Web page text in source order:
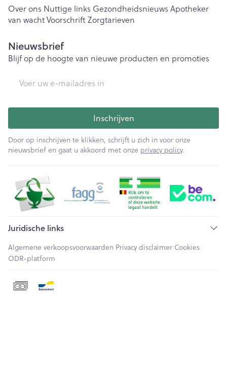
Over ons Nuttige links Gezondheidsnieuws Apotheker
van wachtVoorschriftZorgtarieven
Nieuwsbrief
Blijf op de hoogte van nieuwe producten en promoties
Inschrijven
Door op inschrijven te klikken, schrijft u zich in voor onze
nieuwsbrief en gaat u akkoord met onze privacy policy.
Juridische links
Algemene verkoopsvoorwaarden Privacy disclaimer Cookies
ODR-platform